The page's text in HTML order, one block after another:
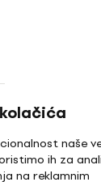
naše
ih za
na reklamnim
a